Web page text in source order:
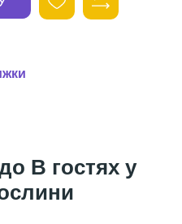
В гостях у